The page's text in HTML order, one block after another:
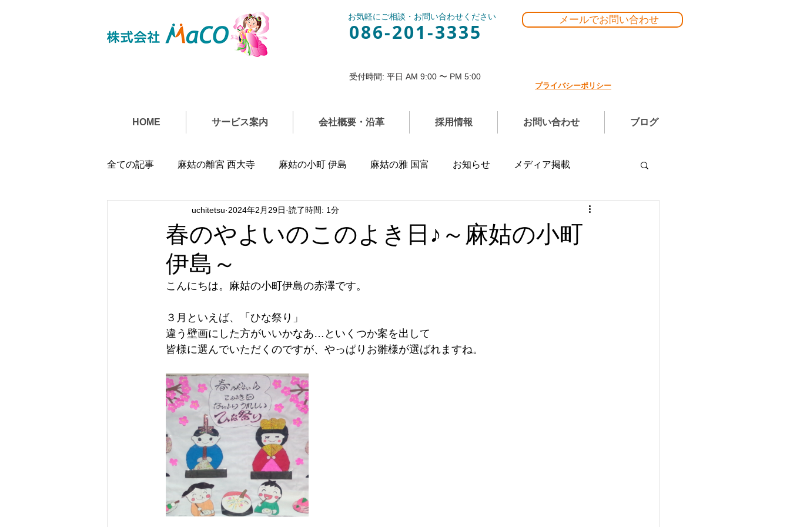
086-201-3335
お気軽にご相談・お問い合わせください
受付時間: 平日 AM 9:00 〜 PM 5:00
メールでお問い合わせ
プライバシーポリシー
HOME サービス案内 会社概要・沿革 採用情報 お問い合わせ ブログ
全ての記事 麻姑の離宮 西大寺 麻姑の小町 伊島 麻姑の雅 国富 お知らせ メディア掲載
春のやよいのこのよき日♪～麻姑の小町
伊島～
uchitetsu 2024年2月29日 読了時間: 1分
こんにちは。麻姑の小町伊島の赤澤です。
３月といえば、「ひな祭り」
違う壁画にした方がいいかなあ…といくつか案を出して
皆様に選んでいただくのですが、やっぱりお雛様が選ばれますね。